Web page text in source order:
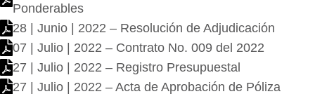
Ponderables
28 | Junio | 2022 – Resolución de Adjudicación
07 | Julio | 2022 – Contrato No. 009 del 2022
27 | Julio | 2022 – Registro Presupuestal
27 | Julio | 2022 – Acta de Aprobación de Póliza